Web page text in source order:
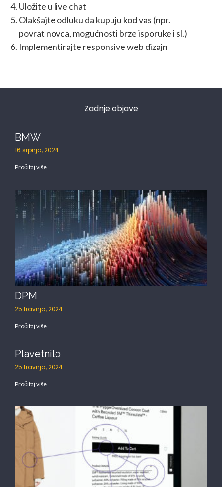
Uložite u live chat
Olakšajte odluku da kupuju kod vas (npr.
povrat novca, mogućnosti brze isporuke i sl.)
Implementirajte responsive web dizajn
Zadnje objave
BMW
16 srpnja, 2024
Pročitaj više
DPM
25 travnja, 2024
Pročitaj više
Plavetnilo
25 travnja, 2024
Pročitaj više